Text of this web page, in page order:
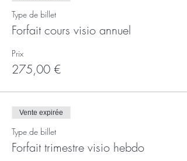
Type de billet
Forfait cours visio annuel
Prix
275,00 €
Vente expirée
Type de billet
Forfait trimestre visio hebdo